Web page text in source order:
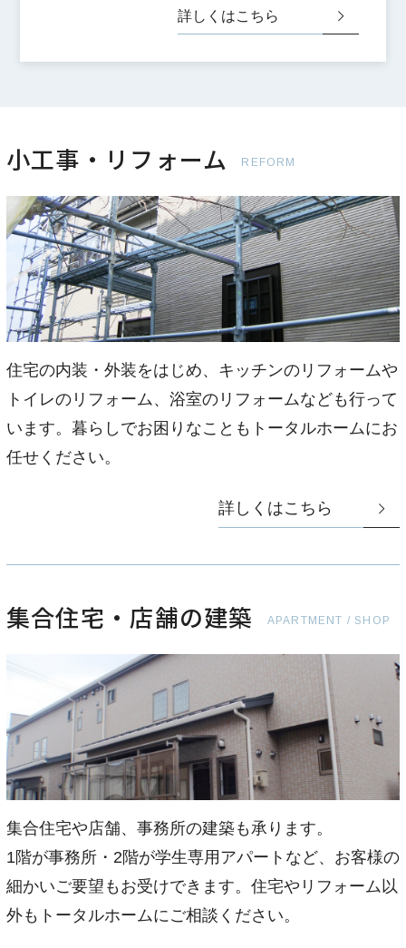
詳しくはこちら
小工事・リフォーム REFORM
住宅の内装・外装をはじめ、キッチンのリフォームや
トイレのリフォーム、浴室のリフォームなども行って
います。暮らしでお困りなこともトータルホームにお
任せください。
詳しくはこちら
集合住宅・店舗の建築 APARTMENT / SHOP
集合住宅や店舗、事務所の建築も承ります。
1階が事務所・2階が学生専用アパートなど、お客様の
細かいご要望もお受けできます。住宅やリフォーム以
外もトータルホームにご相談ください。